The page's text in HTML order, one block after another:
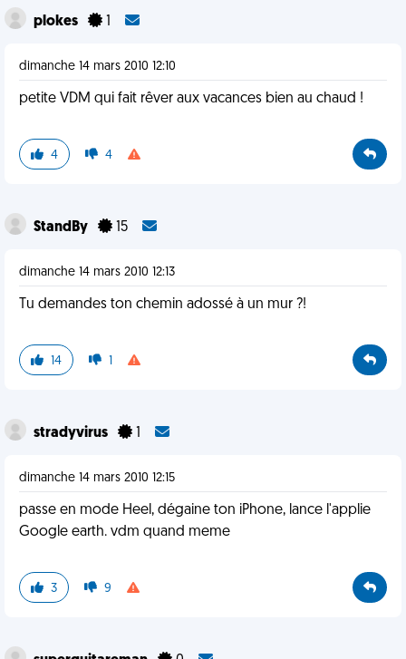
plokes
dimanche 14 mars 2010 12:10
petite VDM qui fait rêver aux vacances bien au chaud !
4 4
StandBy 15
dimanche 14 mars 2010 12:13
Tu demandes ton chemin adossé à un mur ?!
14 1
stradyvirus
dimanche 14 mars 2010 12:15
passe en mode Heel, dégaine ton iPhone, lance l'applie
Google earth. vdm quand meme
3 9